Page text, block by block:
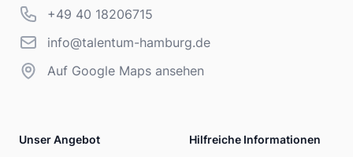
Telefonnummer
+49 40 18206715
info@talentum-hamburg.de
info@talentum-hamburg.de
Auf Google Maps ansehen
Unser Angebot Hilfreiche Informationen